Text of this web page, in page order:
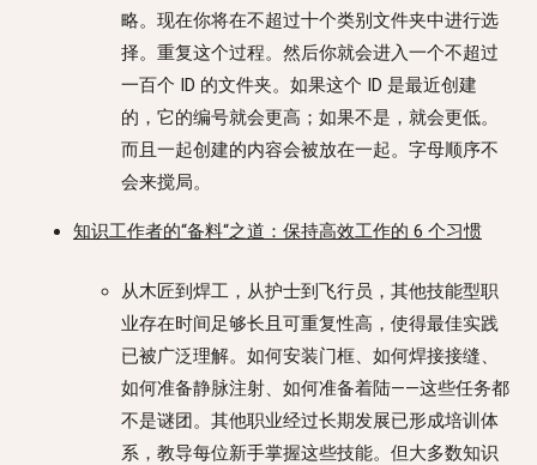
略。现在你将在不超过十个类别文件夹中进行选
择。重复这个过程。然后你就会进入一个不超过
一百个 ID 的文件夹。如果这个 ID 是最近创建
的，它的编号就会更高；如果不是，就会更低。
而且一起创建的内容会被放在一起。字母顺序不
会来搅局。
知识工作者的“备料“之道：保持高效工作的 6 个习惯
从木匠到焊工，从护士到飞行员，其他技能型职
业存在时间足够长且可重复性高，使得最佳实践
已被广泛理解。如何安装门框、如何焊接接缝、
如何准备静脉注射、如何准备着陆——这些任务都
不是谜团。其他职业经过长期发展已形成培训体
系，教导每位新手掌握这些技能。但大多数知识